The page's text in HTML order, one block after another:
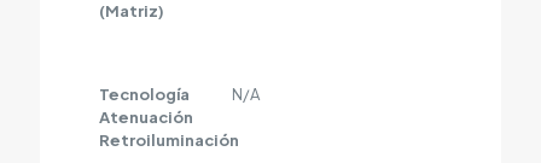
(Matriz)
Tecnología
Atenuación
Retroiluminación
N/A